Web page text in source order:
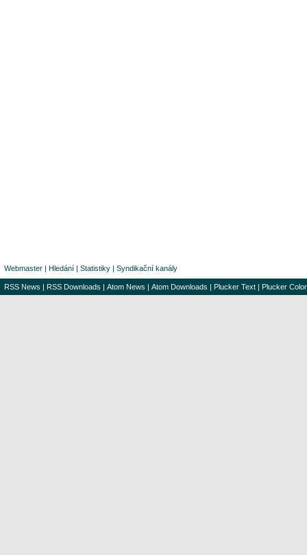
Webmaster | Hledání | Statistiky | Syndikační kanály
RSS News | RSS Downloads | Atom News | Atom Downloads | Plucker Text | Plucker Color